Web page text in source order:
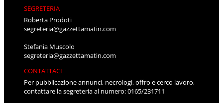
SEGRETERIA
Roberta Prodoti
segreteria@gazzettamatin.com
Stefania Muscolo
segreteria@gazzettamatin.com
CONTATTACI
Per pubblicazione annunci, necrologi, offro e cerco lavoro,
contattare la segreteria al numero: 0165/231711